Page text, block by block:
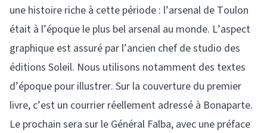
une histoire riche à cette période : l’arsenal de Toulon
était à l’époque le plus bel arsenal au monde. L’aspect
graphique est assuré par l’ancien chef de studio des
éditions Soleil. Nous utilisons notamment des textes
d’époque pour illustrer. Sur la couverture du premier
livre, c’est un courrier réellement adressé à Bonaparte.
Le prochain sera sur le Général Falba, avec une préface